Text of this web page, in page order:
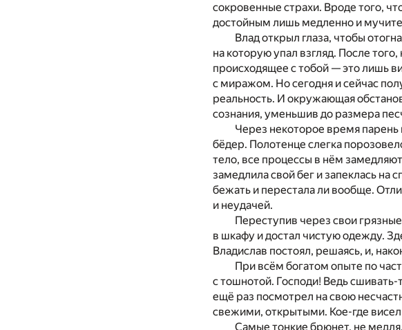
сокровенные страхи. Вроде того,
достойным лишь медленно и
Влад открыл глаза, чтобы
на которую упал взгляд. После
происходящее с тобой — это лишь
с миражом. Но сегодня и сейчас
реальность. И окружающая
сознания, уменьшив до размера
Через некоторое время парень
бёдер. Полотенце слегка
тело, все процессы в нём
замедлила свой бег и запеклась на
бежать и перестала ли вообще.
и неудачей.
Переступив через свои
в шкафу и достал чистую одежду.
Владислав постоял, решаясь, и,
При всём богатом опыте по
с тошнотой. Господи! Ведь
ещё раз посмотрел на свою
свежими, открытыми. Кое-где
Самые тонкие брюнет, не